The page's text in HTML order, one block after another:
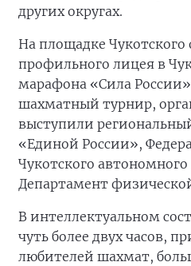
других округах.
На площадке Чукотского
профильного лицея в
марафона «Сила России»
шахматный турнир,
выступили
«Единой России»,
Чукотского автономного
Департамент
В интеллектуальном
чуть более двух часов,
любителей шахмат,